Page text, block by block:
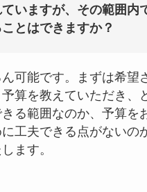
ていますが、その範囲内
とはできますか？
ん可能です。まずは希望
算を教えていただき、
る範囲なのか、予算を
に工夫できる点がないの
ます。